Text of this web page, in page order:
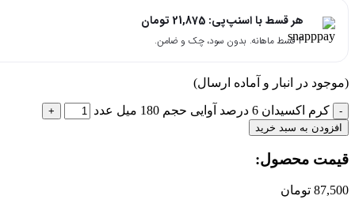
هر قسط با اسنپ‌پی:21,875تومان
۴ قسط ماهانه. بدون سود، چک و ضامن.
در انبار و آماده ارسال)
کرم اکسیدان 6 درصد آوایی حجم 180 میل عدد
به سبد خرید
محصول:​
تومان